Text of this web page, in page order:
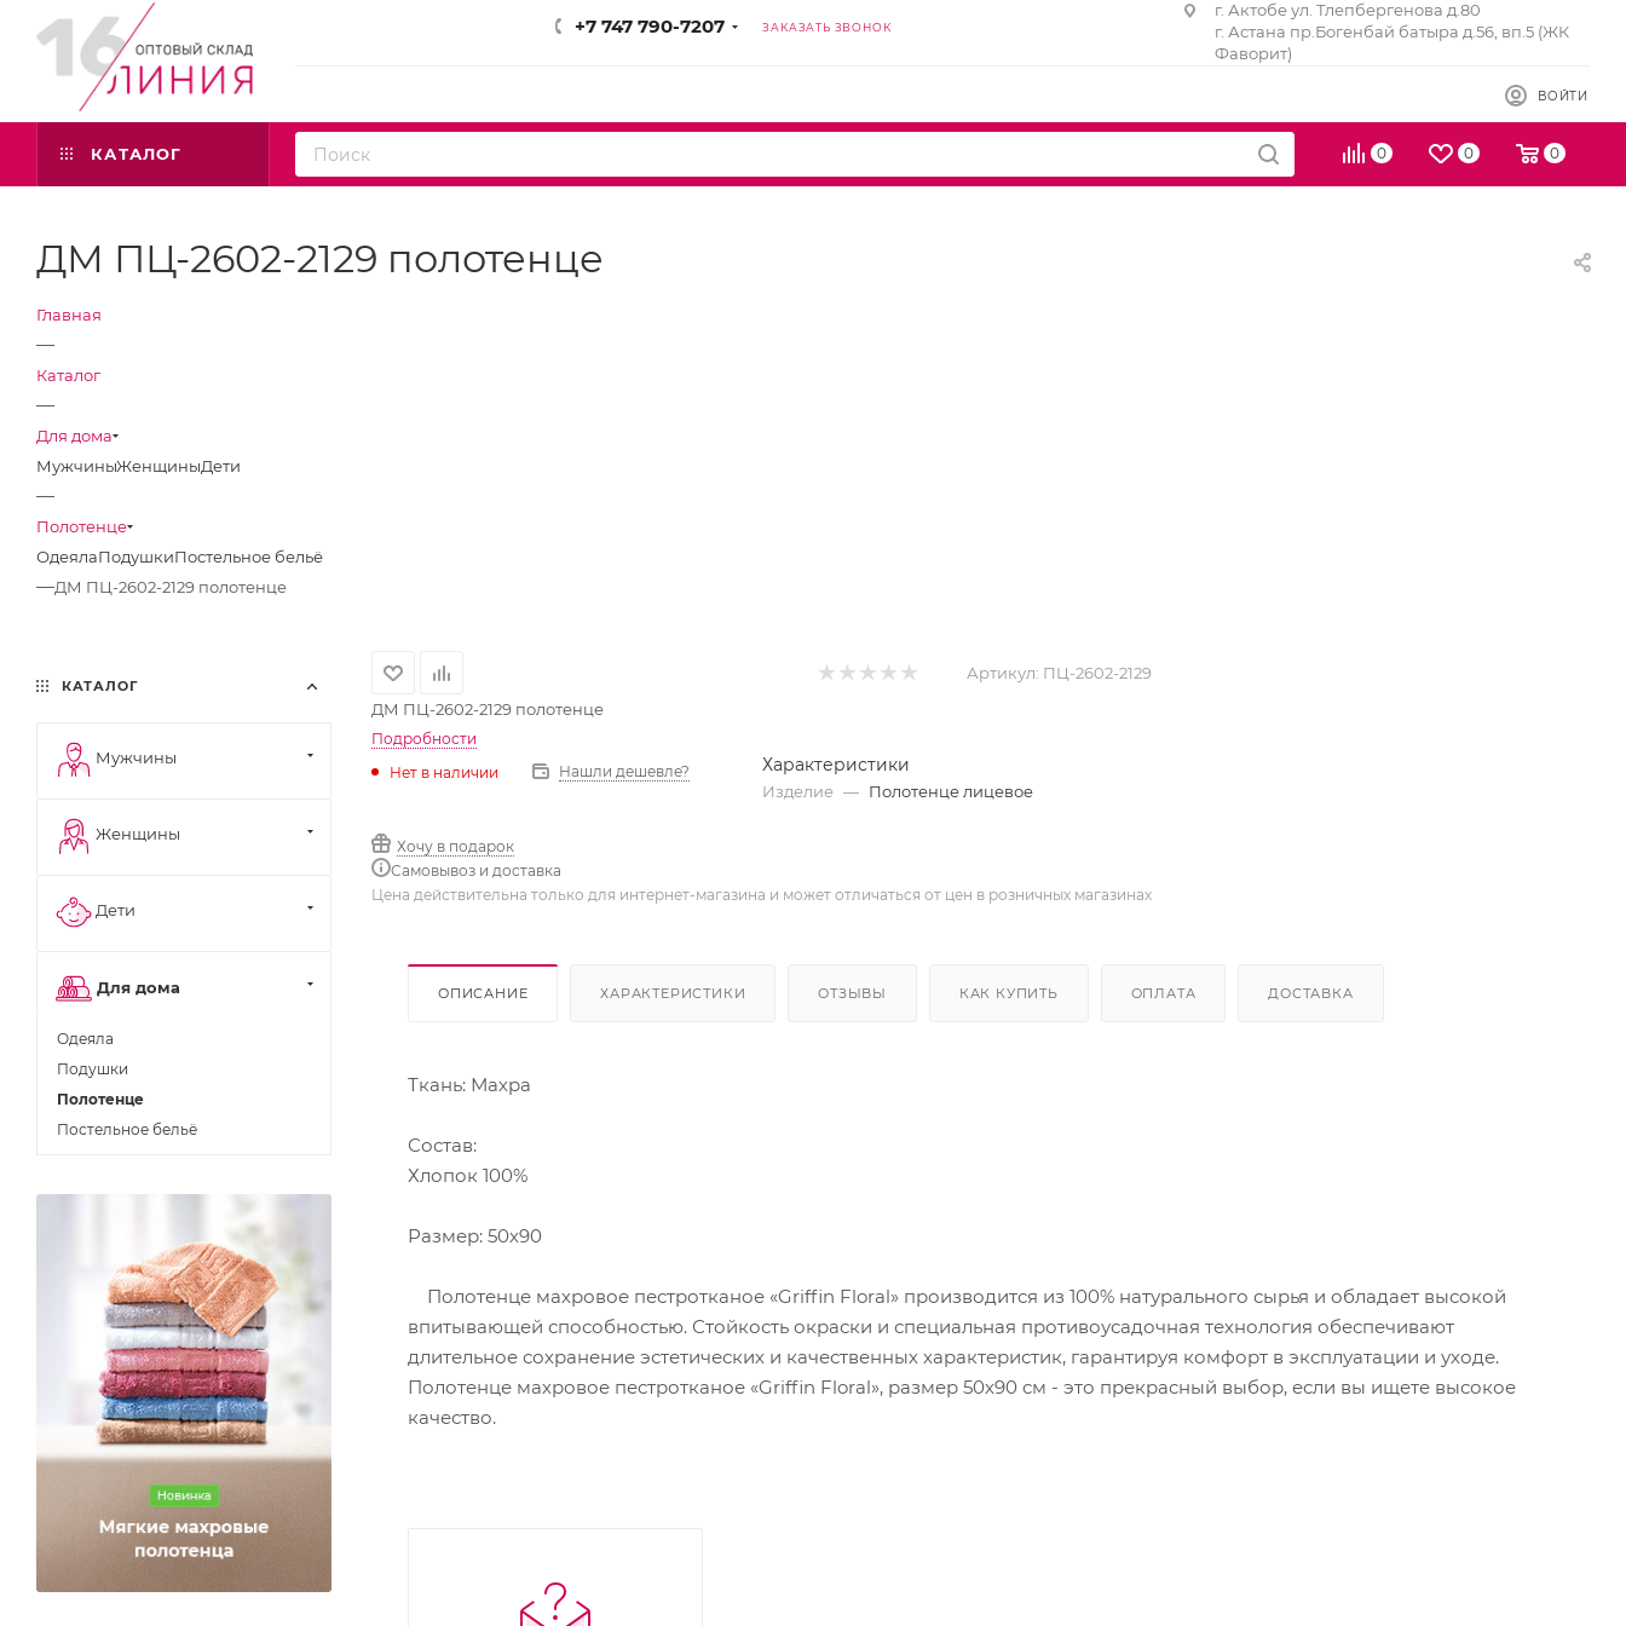
+7 747 790-7207 ЗАКАЗАТЬ ЗВОНОК
г. Актобе ул. Тлепбергенова д.80
г. Астана пр.Богенбай батыра д.56, вп.5 (ЖК
Фаворит)
ВОЙТИ
0 0 0
КАТАЛОГ
ДМ ПЦ-2602-2129 полотенце
Главная
—
Каталог
—
Для дома
МужчиныЖенщиныДети
—
Полотенце
ОдеялаПодушкиПостельное бельё
—ДМ ПЦ-2602-2129 полотенце
Артикул: ПЦ-2602-2129
ДМ ПЦ-2602-2129 полотенце
Подробности
Нет в наличии
Нашли дешевле?
Хочу в подарок
Самовывоз и доставка
Характеристики
Изделие — Полотенце лицевое
Цена действительна только для интернет-магазина и может отличаться от цен в розничных магазинах
ОПИСАНИЕ ХАРАКТЕРИСТИКИ ОТЗЫВЫ КАК КУПИТЬ ОПЛАТА ДОСТАВКА
Ткань: Махра
Состав:
Хлопок 100%
Размер: 50х90
Полотенце махровое пестротканое «Griffin Floral» производится из 100% натурального сырья и обладает высокой
впитывающей способностью. Стойкость окраски и специальная противоусадочная технология обеспечивают
длительное сохранение эстетических и качественных характеристик, гарантируя комфорт в эксплуатации и уходе.
Полотенце махровое пестротканое «Griffin Floral», размер 50х90 см - это прекрасный выбор, если вы ищете высокое
качество.
КАТАЛОГ
Мужчины
Женщины
Дети
Для дома
Одеяла
Подушки
Полотенце
Постельное бельё